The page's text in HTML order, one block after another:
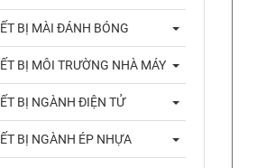
BỊ MÀI ĐÁNH BÓNG
BỊ MÔI TRƯỜNG NHÀ MÁY
BỊ NGÀNH ĐIỆN TỬ
BỊ NGÀNH ÉP NHỰA